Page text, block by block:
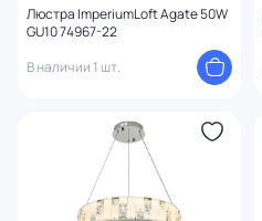
Люстра ImperiumLoft Agate 50W
GU10 74967-22
В наличии 1 шт.